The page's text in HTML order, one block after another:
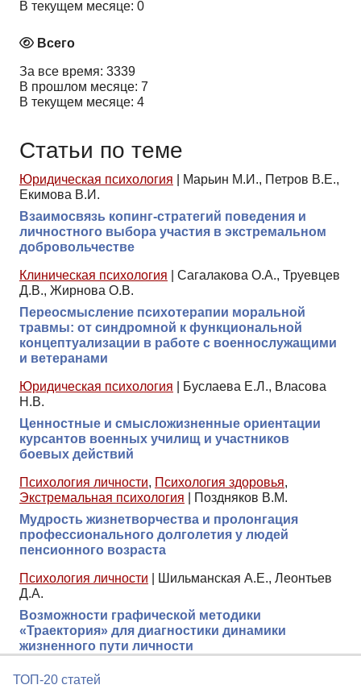
В текущем месяце: 0
Всего
За все время: 3339
В прошлом месяце: 7
В текущем месяце: 4
Статьи по теме
Юридическая психология
Марьин М.И., Петров В.Е.,
Екимова В.И.
Взаимосвязь копинг-стратегий поведения и
личностного выбора участия в экстремальном
добровольчестве
Клиническая психология
Сагалакова О.А., Труевцев
Д.В., Жирнова О.В.
Переосмысление психотерапии моральной
травмы: от синдромной к функциональной
концептуализации в работе с военнослужащими
и ветеранами
Юридическая психология
Буслаева Е.Л., Власова
Н.В.
Ценностные и смысложизненные ориентации
курсантов военных училищ и участников
боевых действий
Психология личности, Психология здоровья,
Экстремальная психология
Поздняков В.М.
Мудрость жизнетворчества и пролонгация
профессионального долголетия у людей
пенсионного возраста
Психология личности
Шильманская А.Е., Леонтьев
Д.А.
Возможности графической методики
«Траектория» для диагностики динамики
жизненного пути личности
ТОП-20 статей